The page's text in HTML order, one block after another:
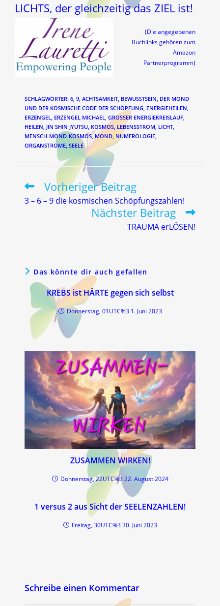
LICHTS, der gleichzeitig das ZIEL ist!
(Die angegebenen
Buchlinks gehören zum
Amazon
Partnerprogramm)
SCHLAGWÖRTER: 6, 9, ACHTSAMKEIT, BEWUSSTSEIN, DER MOND
UND DER KOSMISCHE CODE DER SCHÖPFUNG, ENERGIEHEILEN,
ERZENGEL, ERZENGEL MICHAEL, GROSSER ENERGIEKREISLAUF ,
HEILEN, JIN SHIN JYUTSU, KOSMOS, LEBENSSTROM, LICHT,
MENSCH-MOND-KOSMOS, MOND, NUMEROLOGIE,
ORGANSTRÖME, SEELE
Weitere
ansehen
Vorheriger Beitrag
3 – 6 – 9 die kosmischen Schöpfungszahlen!
Nächster Beitrag
TRAUMA erLÖSEN!
Das könnte dir auch gefallen
KREBS ist HÄRTE gegen sich selbst
Donnerstag, 01UTC%3 1. Juni 2023
ZUSAMMEN WIRKEN!
Donnerstag, 22UTC%3 22. August 2024
1 versus 2 aus Sicht der SEELENZAHLEN!
Freitag, 30UTC%3 30. Juni 2023
Schreibe einen Kommentar